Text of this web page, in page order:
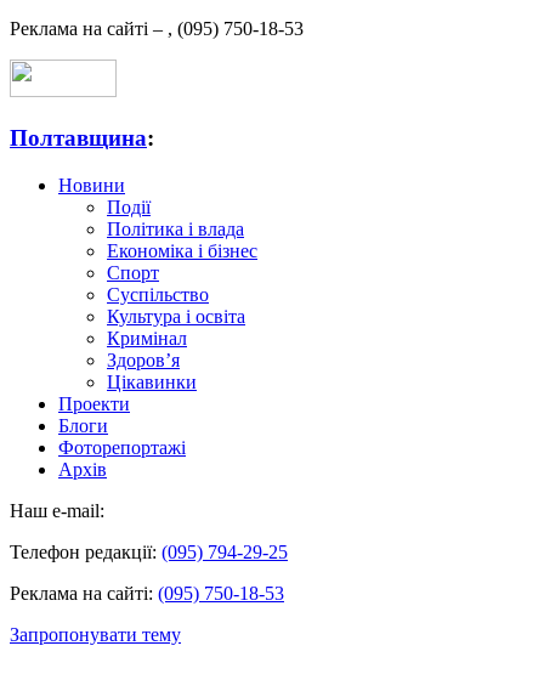
Реклама на сайті – , (095) 750-18-53
Полтавщина:
Новини
Події
Політика і влада
Економіка і бізнес
Спорт
Суспільство
Культура і освіта
Кримінал
Здоров’я
Цікавинки
Проекти
Блоги
Фоторепортажі
Архів
Наш e-mail:
Телефон редакції: (095) 794-29-25
Реклама на сайті: (095) 750-18-53
Запропонувати тему